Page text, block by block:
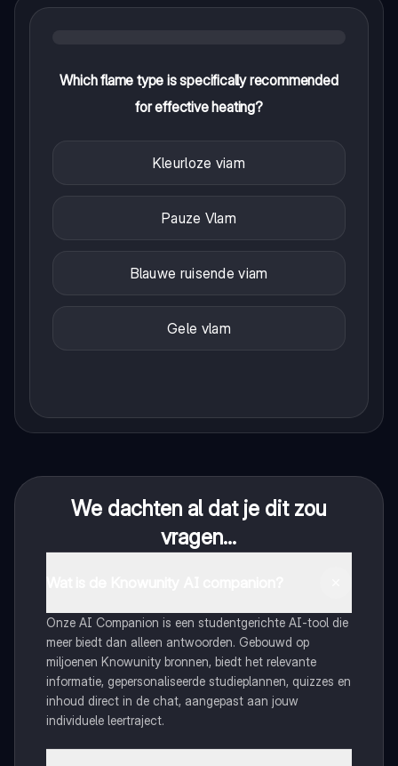
Which flame type is specifically recommended
for effective heating?
Kleurloze viam
Pauze Vlam
Blauwe ruisende viam
Gele vlam
We dachten al dat je dit zou
vragen...
Onze AI Companion is een studentgerichte AI-tool die
meer biedt dan alleen antwoorden. Gebouwd op
miljoenen Knowunity bronnen, biedt het relevante
informatie, gepersonaliseerde studieplannen, quizzes en
inhoud direct in de chat, aangepast aan jouw
individuele leertraject.